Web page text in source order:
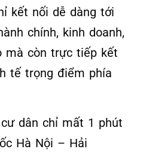
kết nối dễ dàng tới
chính, kinh doanh,
mà còn trực tiếp kết
tế trọng điểm phía
dân chỉ mất 1 phút
Hà Nội – Hải